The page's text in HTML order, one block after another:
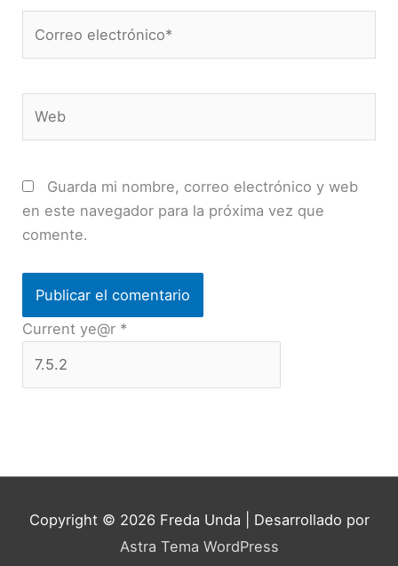
electrónico*
Guarda mi nombre, correo electrónico y web
en este navegador para la próxima vez que
comente.
Current ye@r *
Copyright © 2026 Freda Unda | Desarrollado por
Astra Tema WordPress